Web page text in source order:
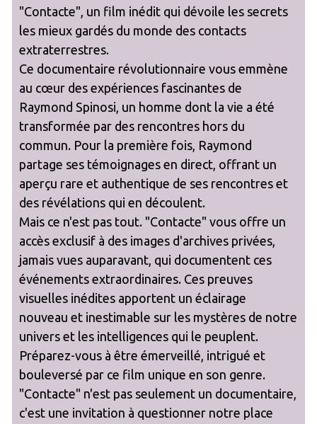
"Contacte", un film inédit qui dévoile les secrets
les mieux gardés du monde des contacts
extraterrestres.
Ce documentaire révolutionnaire vous emmène
au cœur des expériences fascinantes de
Raymond Spinosi, un homme dont la vie a été
transformée par des rencontres hors du
commun. Pour la première fois, Raymond
partage ses témoignages en direct, offrant un
aperçu rare et authentique de ses rencontres et
des révélations qui en découlent.
Mais ce n'est pas tout. "Contacte" vous offre un
accès exclusif à des images d'archives privées,
jamais vues auparavant, qui documentent ces
événements extraordinaires. Ces preuves
visuelles inédites apportent un éclairage
nouveau et inestimable sur les mystères de notre
univers et les intelligences qui le peuplent.
Préparez-vous à être émerveillé, intrigué et
bouleversé par ce film unique en son genre.
"Contacte" n'est pas seulement un documentaire,
c'est une invitation à questionner notre place